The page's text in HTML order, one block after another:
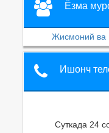
Ёзма
Жисмоний ва
Ишонч
Суткада 24